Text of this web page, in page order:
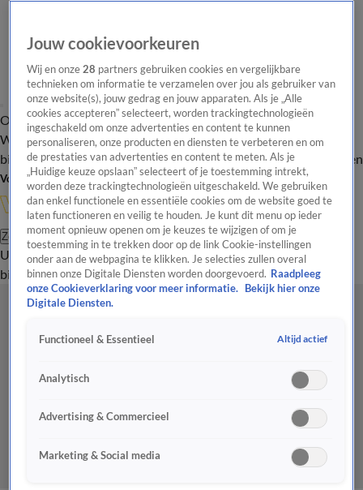
Overzicht Onze programma's Uitzendingen Onze gezichten
In de
WandelgangenInterviewsUitzending
bijwonenPodcastShopVeelgestelde vragenKijkersvraag insturen
Volg Vandaag Inside
Zoeken
UitzendingenVandaag InsideDe OranjezomerShopUitzending
bijwonen
Jouw cookievoorkeuren
Wij en onze28 partners gebruiken cookies en vergelijkbare
technieken om informatie te verzamelen over jou als gebruiker van
onze website(s), jouw gedrag en jouw apparaten. Als je „Alle
cookies accepteren” selecteert, worden trackingtechnologieën
ingeschakeld om onze advertenties en content te kunnen
personaliseren, onze producten en diensten te verbeteren en om
de prestaties van advertenties en content te meten. Als je
„Huidige keuze opslaan” selecteert of je toestemming intrekt,
worden deze trackingtechnologieën uitgeschakeld. We gebruiken
dan enkel functionele en essentiële cookies om de website goed te
laten functioneren en veilig te houden. Je kunt dit menu op ieder
moment opnieuw openen om je keuzes te wijzigen of om je
toestemming in te trekken door op de link Cookie-instellingen
onder aan de webpagina te klikken. Je selecties zullen overal
binnen onze Digitale Diensten worden doorgevoerd. Raadpleeg
onze Cookieverklaring voor meer informatie.
Bekijk hier onze
Digitale Diensten.
Functioneel & Essentieel Altijd actief
Analytisch
Advertising & Commercieel
Marketing & Social media